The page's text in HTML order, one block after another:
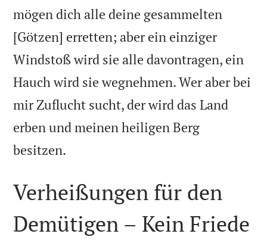
mögen dich alle deine gesammelten
[Götzen] erretten; aber ein einziger
Windstoß wird sie alle davontragen, ein
Hauch wird sie wegnehmen. Wer aber bei
mir Zuflucht sucht, der wird das Land
erben und meinen heiligen Berg
besitzen.
Verheißungen für den
Demütigen – Kein Friede